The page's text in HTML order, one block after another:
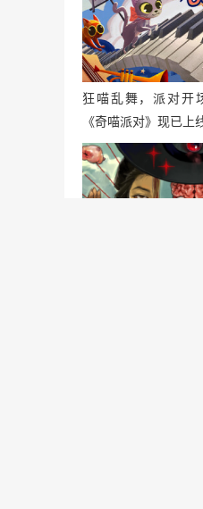
狂喵乱舞，派对开
《奇喵派对》现已上